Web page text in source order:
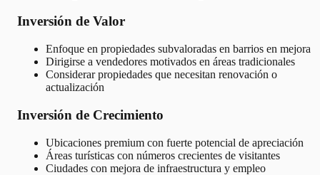
Inversión de Valor
Enfoque en propiedades subvaloradas en barrios en mejora
Dirigirse a vendedores motivados en áreas tradicionales
Considerar propiedades que necesitan renovación o
actualización
Inversión de Crecimiento
Ubicaciones premium con fuerte potencial de apreciación
Áreas turísticas con números crecientes de visitantes
Ciudades con mejora de infraestructura y empleo